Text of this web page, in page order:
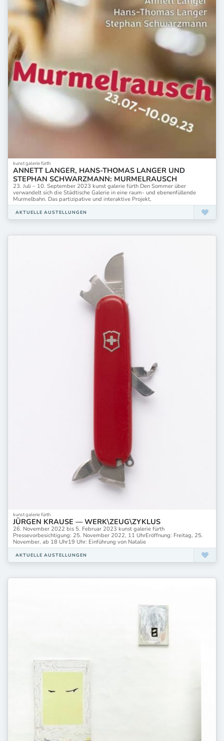
kunst galerie fürth
ANNETT LANGER, HANS-THOMAS LANGER UND
STEPHAN SCHWARZMANN: MURMELRAUSCH
23. Juli – 10. September 2023 kunst galerie fürth Den Sommer über
verwandelt sich die Städtische Galerie in eine raum- und ebenenfüllende
Murmelbahn. Das partizipative und interaktive Projekt,
AKTUELLE AUSTELLUNGEN
kunst galerie fürth
JÜRGEN KRAUSE — WERK\ZEUG\ZYKLUS
26. November 2022 bis 5. Februar 2023 kunst galerie fürth
Pressevorbesichtigung: 25. November 2022, 11 UhrEröffnung: Freitag, 25.
November, ab 18 Uhr19 Uhr: Einführung von Natalie
AKTUELLE AUSTELLUNGEN